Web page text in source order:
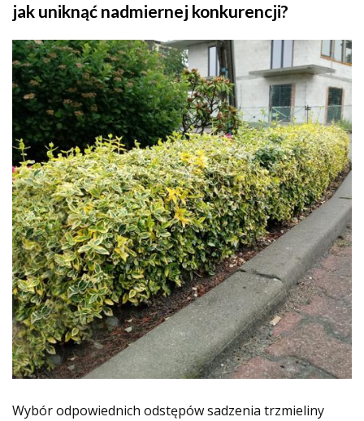
jak uniknąć nadmiernej konkurencji?
Wybór odpowiednich odstępów sadzenia trzmieliny